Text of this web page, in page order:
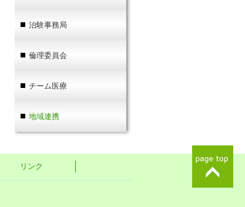
治験事務局
倫理委員会
チーム医療
地域連携
リンク